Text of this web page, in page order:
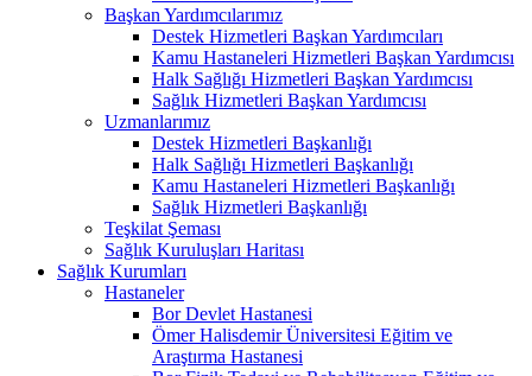
Başkan Yardımcılarımız
Destek Hizmetleri Başkan Yardımcıları
Kamu Hastaneleri Hizmetleri Başkan Yardımcısı
Halk Sağlığı Hizmetleri Başkan Yardımcısı
Sağlık Hizmetleri Başkan Yardımcısı
Uzmanlarımız
Destek Hizmetleri Başkanlığı
Halk Sağlığı Hizmetleri Başkanlığı
Kamu Hastaneleri Hizmetleri Başkanlığı
Sağlık Hizmetleri Başkanlığı
Teşkilat Şeması
Sağlık Kuruluşları Haritası
Sağlık Kurumları
Hastaneler
Bor Devlet Hastanesi
Ömer Halisdemir Üniversitesi Eğitim ve
Araştırma Hastanesi